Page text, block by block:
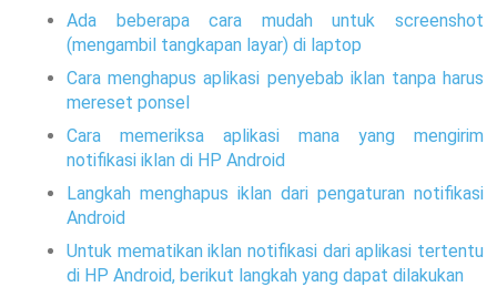
Ada beberapa cara mudah untuk screenshot
(mengambil tangkapan layar) di laptop
Cara menghapus aplikasi penyebab iklan tanpa harus
mereset ponsel
Cara memeriksa aplikasi mana yang mengirim
notifikasi iklan di HP Android
Langkah menghapus iklan dari pengaturan notifikasi
Android
Untuk mematikan iklan notifikasi dari aplikasi tertentu
di HP Android, berikut langkah yang dapat dilakukan